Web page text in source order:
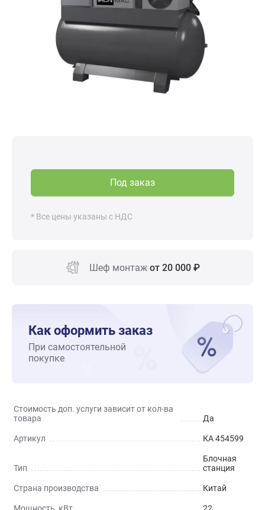
Под заказ
* Все цены указаны с НДС
Шеф монтаж от 20 000 ₽
Как оформить заказ
При самостоятельной
покупке
Стоимость доп. услуги зависит от кол-ва
товара
Да
Артикул КА 454599
Тип
Блочная
станция
Страна производства Китай